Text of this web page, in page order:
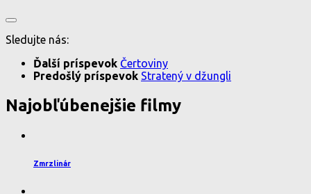
Sledujte nás:
Ďalší príspevok Čertoviny
Predošlý príspevok Stratený v džungli
Najobľúbenejšie filmy
Zmrzlinár